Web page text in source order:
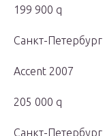
199 900 q
Санкт-Петербург
Accent 2007
205 000 q
Санкт-Петербург